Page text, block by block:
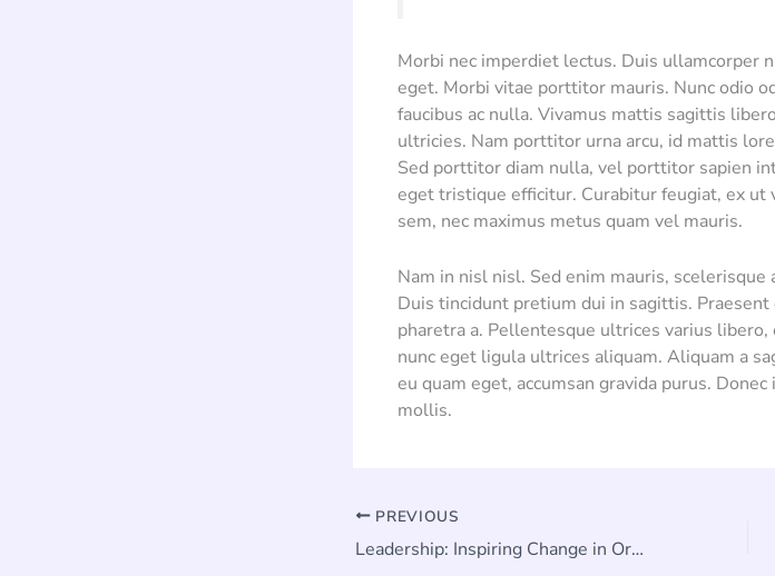
Morbi nec imperdiet lectus. Duis ullamcorper
eget. Morbi vitae porttitor mauris. Nunc odio
faucibus ac nulla. Vivamus mattis sagittis
ultricies. Nam porttitor urna arcu, id mattis
Sed porttitor diam nulla, vel porttitor sapien
eget tristique efficitur. Curabitur feugiat, ex ut
sem, nec maximus metus quam vel mauris.
Nam in nisl nisl. Sed enim mauris,
Duis tincidunt pretium dui in sagittis.
pharetra a. Pellentesque ultrices varius
nunc eget ligula ultrices aliquam. Aliquam a
eu quam eget, accumsan gravida purus.
mollis.
PREVIOUS
Leadership: Inspiring Change in Organizations